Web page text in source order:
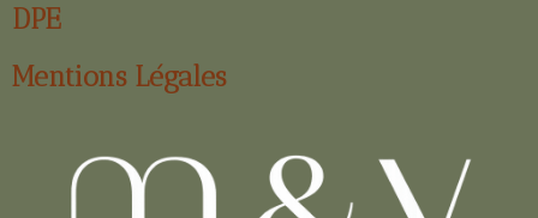
DPE
Mentions Légales